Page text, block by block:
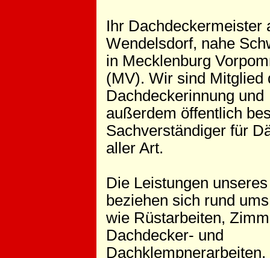
Ihr Dachdeckermeister
Wendelsdorf, nahe
in Mecklenburg
(MV). Wir sind Mitglied
Dachdeckerinnung und
außerdem öffentlich
Sachverständiger für
aller Art.
Die Leistungen
beziehen sich rund
wie Rüstarbeiten,
Dachdecker- und
Dachklempnerarbeiten,